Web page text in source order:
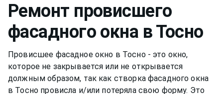
Ремонт провисшего
фасадного окна в Тосно
Провисшее фасадное окно в Тосно - это окно,
которое не закрывается или не открывается
должным образом, так как створка фасадного окна
в Тосно провисла и/или потеряла свою форму. Это